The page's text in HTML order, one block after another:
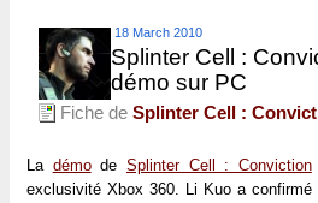
18 March 2010
Splinter Cell :
démo sur PC
Fiche de Splinter Cell :
La démode Splinter Cell : Conviction
exclusivité Xbox 360. Li Kuo a